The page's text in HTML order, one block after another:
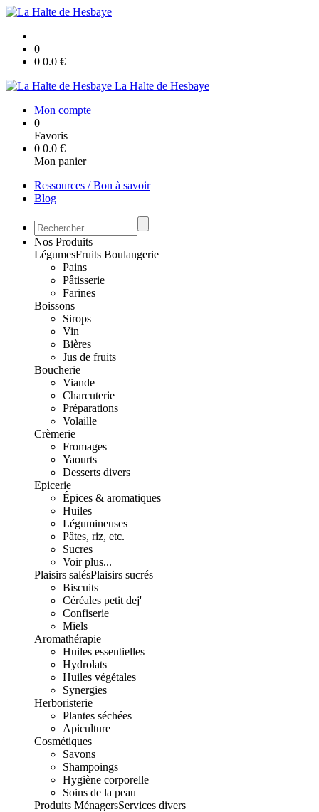
0
0 0.0 €
La Halte de Hesbaye
Mon compte
0
Favoris
0 0.0 €
Mon panier
Ressources / Bon à savoir
Blog
Nos Produits
LégumesFruits Boulangerie
Pains
Pâtisserie
Farines
Boissons
Sirops
Vin
Bières
Jus de fruits
Boucherie
Viande
Charcuterie
Préparations
Volaille
Crèmerie
Fromages
Yaourts
Desserts divers
Epicerie
Épices & aromatiques
Huiles
Légumineuses
Pâtes, riz, etc.
Sucres
Voir plus...
Plaisirs salésPlaisirs sucrés
Biscuits
Céréales petit dej'
Confiserie
Miels
Aromathérapie
Huiles essentielles
Hydrolats
Huiles végétales
Synergies
Herboristerie
Plantes séchées
Apiculture
Cosmétiques
Savons
Shampoings
Hygiène corporelle
Soins de la peau
Produits MénagersServices divers